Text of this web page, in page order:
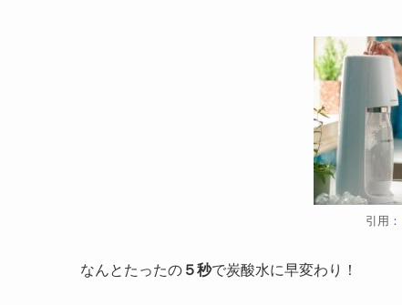
引用：
なんとたったの ５秒で炭酸水に早変わり！